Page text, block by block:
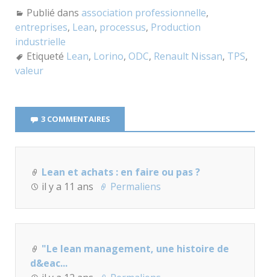
Publié dans association professionnelle,
entreprises, Lean, processus, Production
industrielle
Etiqueté Lean, Lorino, ODC, Renault Nissan, TPS,
valeur
3 COMMENTAIRES
Lean et achats : en faire ou pas ?
il y a 11 ans
Permaliens
"Le lean management, une histoire de
d&eac...